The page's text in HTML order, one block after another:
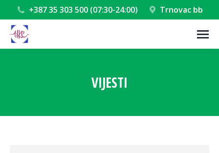
+387 35 303 500 (07:30-24:00) Trnovac bb
VIJESTI